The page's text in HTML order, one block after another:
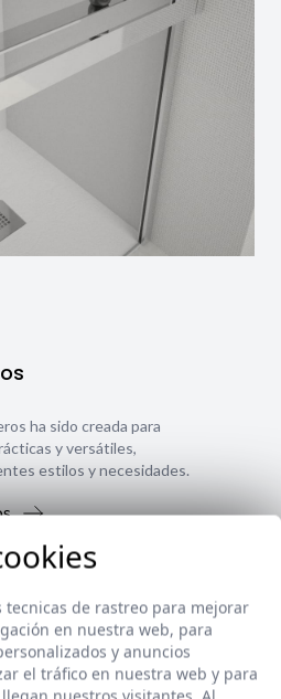
ha sido creada para
y versátiles,
estilos y necesidades.
tecnicas de rastreo para mejorar
en nuestra web, para
y anuncios
el tráfico en nuestra web y para